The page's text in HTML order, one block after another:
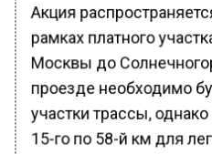
Акция
рамках платного
Москвы до
проезде необходимо
участки трассы,
15-го по 58-й км для